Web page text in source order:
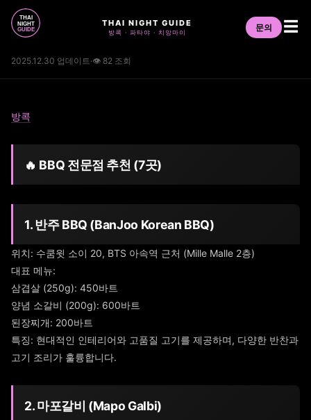
THAI NIGHT GUIDE
방콕 · 파타야 · 치앙마이 문의 ☰
2025.12.30 업데이트·👁 82 조회
방콕
🔥 BBQ 전문점 추천 (7곳)
1. 반주 BBQ (BanJoo Korean BBQ)
위치: 수쿰윗 소이 20, BTS 아속역 근처 (Mille Malle 2층)
대표 메뉴:
삼겹살 (250g): 450바트
양념 소갈비 (200g): 600바트
된장찌개: 200바트
특징: 현대적인 인테리어와 고품질 고기를 제공하며, 다양한 반찬과
고기 조리가 훌륭합니다.
2. 마포갈비 (Mapo Galbi)